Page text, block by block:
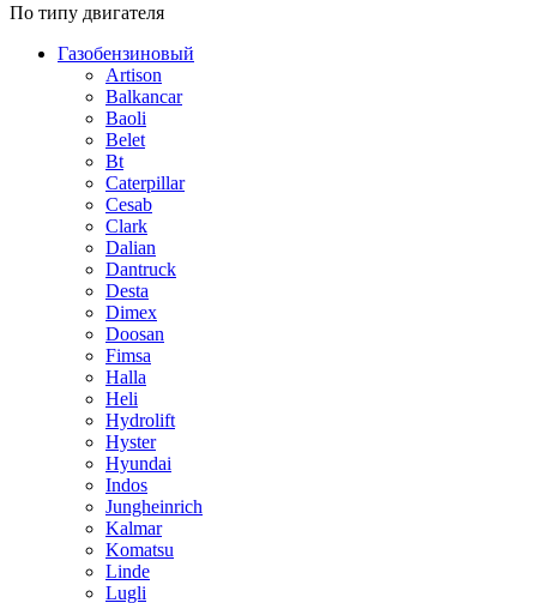
По типу двигателя
Газобензиновый
Artison
Balkancar
Baoli
Belet
Bt
Caterpillar
Cesab
Clark
Dalian
Dantruck
Desta
Dimex
Doosan
Fimsa
Halla
Heli
Hydrolift
Hyster
Hyundai
Indos
Jungheinrich
Kalmar
Komatsu
Linde
Lugli